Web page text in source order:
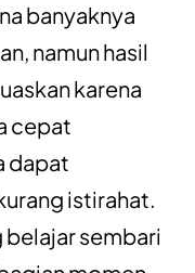
banyaknya
namun hasil
karena
cepat
dapat
istirahat.
sembari